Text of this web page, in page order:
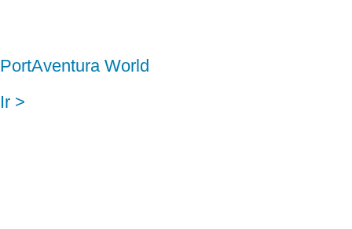
PortAventura World
Ir >